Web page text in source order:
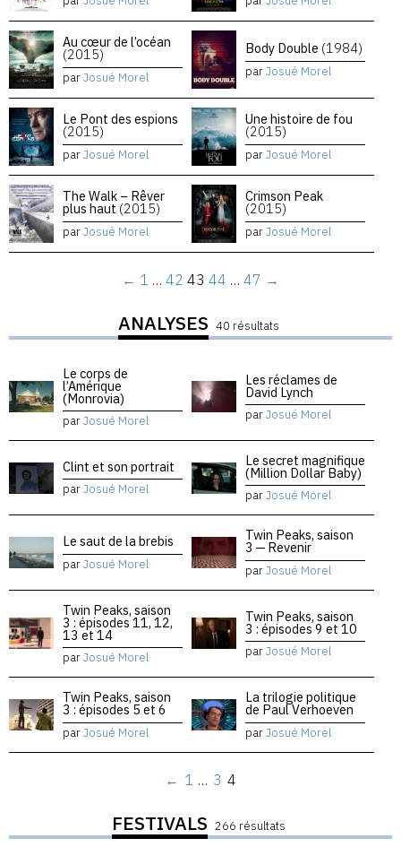
Au cœur de l’océan
(2015)
parJosué Morel
Body Double (1984)
parJosué Morel
Le Pont des espions
(2015)
parJosué Morel
Une histoire de fou
(2015)
parJosué Morel
The Walk – Rêver
plus haut (2015)
parJosué Morel
Crimson Peak
(2015)
parJosué Morel
← 1 … 42 43 44 … 47 →
ANALYSES 40 résultats
Le corps de
l’Amérique
(Monrovia)
parJosué Morel
Les réclames de
David Lynch
parJosué Morel
Clint et son portrait
parJosué Morel
Le secret magnifique
(Million Dollar Baby)
parJosué Morel
Le saut de la brebis
parJosué Morel
Twin Peaks, saison
3 — Revenir
parJosué Morel
Twin Peaks, saison
3 : épisodes 11, 12,
13 et 14
parJosué Morel
Twin Peaks, saison
3 : épisodes 9 et 10
parJosué Morel
Twin Peaks, saison
3 : épisodes 5 et 6
parJosué Morel
La trilogie politique
de Paul Verhoeven
parJosué Morel
← 1 … 3 4
FESTIVALS 266 résultats